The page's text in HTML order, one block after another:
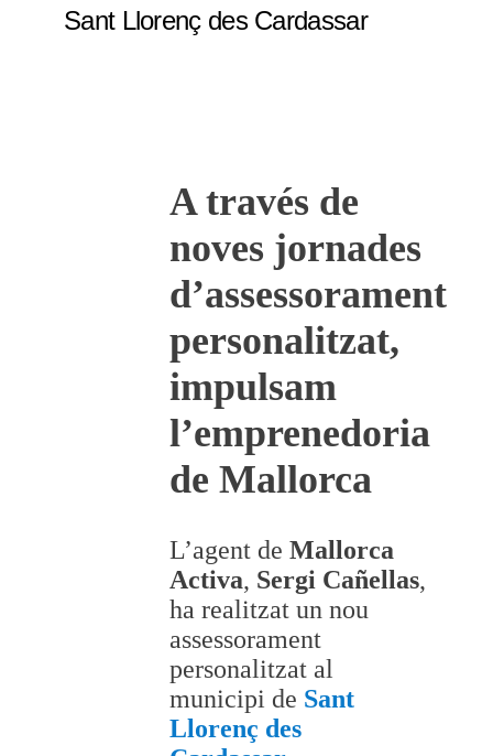
Sant Llorenç des Cardassar
A través de
noves jornades
d’assessorament
personalitzat,
impulsam
l’emprenedoria
de Mallorca
L’agent de Mallorca
Activa, Sergi Cañellas,
ha realitzat un nou
assessorament
personalitzat al
municipi de Sant
Llorenç des